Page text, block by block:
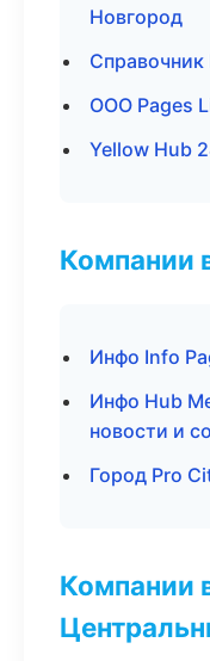
Новгород
ООО Pages
Yellow Hub
Компании
Инфо Info
Инфо Hub
новости и
Город Pro
Компании